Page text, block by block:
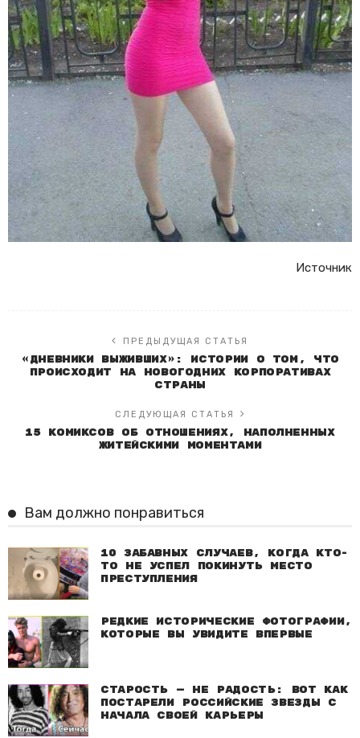
Источник
ПРЕДЫДУЩАЯ СТАТЬЯ
«Дневники выживших»: истории о том, что
происходит на новогодних корпоративах
страны
СЛЕДУЮЩАЯ СТАТЬЯ
15 комиксов об отношениях, наполненных
житейскими моментами
Вам должно понравиться
10 забавных случаев, когда кто-
то не успел покинуть место
преступления
Редкие исторические фотографии,
которые вы увидите впервые
Старость — не радость: Вот как
постарели российские звезды с
начала своей карьеры